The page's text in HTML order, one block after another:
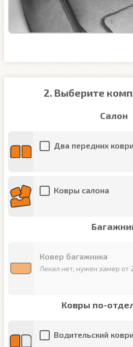
2. Выберите
Салон
Два передних
Ковры салона
Ковер багажника
Лекал нет, нужен замер от
Ковры по-
Водительский